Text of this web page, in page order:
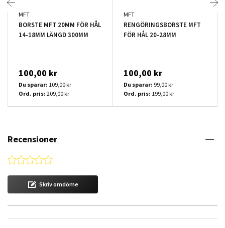
MFT
BORSTE MFT 20MM FÖR HÅL
14-18MM LÄNGD 300MM
100,00 kr
Du sparar: 109,00 kr
Ord. pris: 209,00 kr
MFT
RENGÖRINGSBORSTE MFT
FÖR HÅL 20-28MM
100,00 kr
Du sparar: 99,00 kr
Ord. pris: 199,00 kr
Recensioner
0.0 star rating
Skriv omdöme